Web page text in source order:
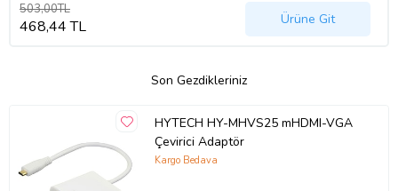
503,00TL
468,44 TL Ürüne Git
Son Gezdikleriniz
HYTECH HY-MHVS25 mHDMI-VGA
Çevirici Adaptör
Kargo Bedava